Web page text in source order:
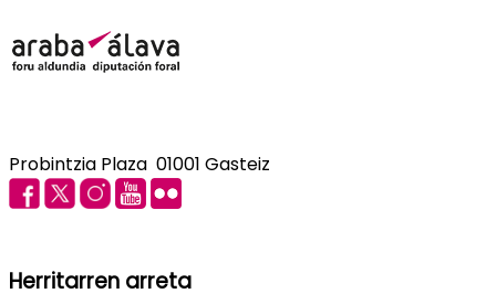
Probintzia Plaza 01001 Gasteiz
Herritarren arreta